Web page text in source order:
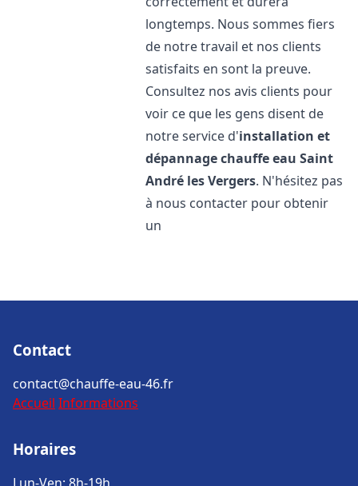
longtemps. Nous sommes fiers
de notre travail et nos clients
satisfaits en sont la preuve.
Consultez nos avis clients pour
voir ce que les gens disent de
notre service d'installation et
dépannage chauffe eau Saint
André les Vergers. N'hésitez pas
à nous contacter pour obtenir
un
Contact
contact@chauffe-eau-46.fr
Accueil Informations
Horaires